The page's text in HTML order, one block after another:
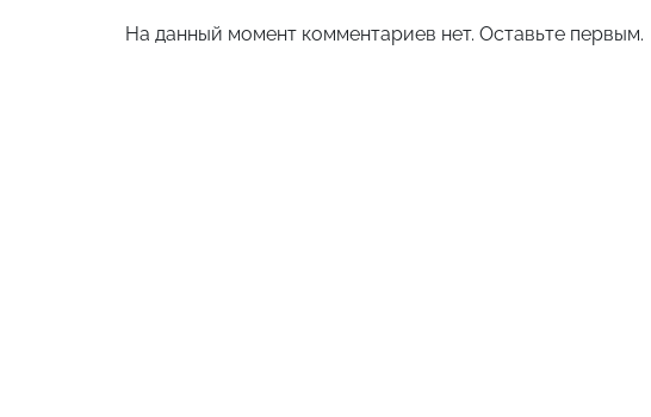
На данный момент комментариев нет. Оставьте первым.